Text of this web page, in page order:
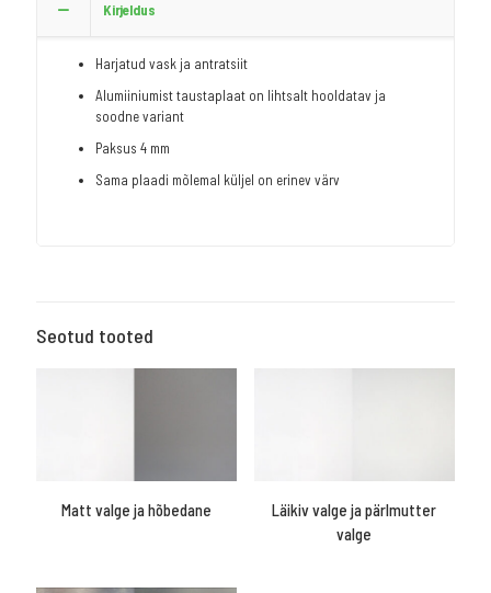
Kirjeldus
Harjatud vask ja antratsiit
Alumiiniumist taustaplaat on lihtsalt hooldatav ja
soodne variant
Paksus 4 mm
Sama plaadi mõlemal küljel on erinev värv
Seotud tooted
Matt valge ja hõbedane
Läikiv valge ja pärlmutter
valge